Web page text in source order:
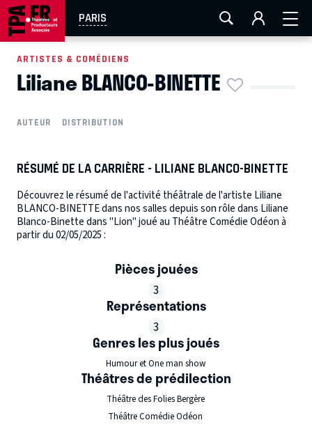
PARIS
AIX-MARSEILLE LA ROCHELLE
EN TOURNÉE
ARTISTES & COMÉDIENS
Liliane BLANCO-BINETTE
AUTEUR DISTRIBUTION
RÉSUMÉ DE LA CARRIÈRE - LILIANE BLANCO-BINETTE
Découvrez le résumé de l'activité théâtrale de l'artiste Liliane
BLANCO-BINETTE dans nos salles depuis son rôle dans Liliane
Blanco-Binette dans "Lion" joué au Théâtre Comédie Odéon à
partir du 02/05/2025 :
Pièces jouées
3
Représentations
3
Genres les plus joués
Humour et One man show
Théâtres de prédilection
Théâtre des Folies Bergère
Théâtre Comédie Odéon